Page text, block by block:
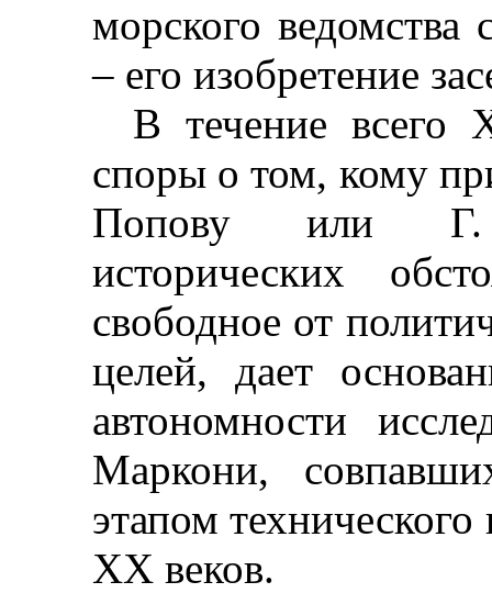
морского ведомства
–его изобретение
В течение всего
споры о том, кому
Попову или Г.
исторических
свободное от
целей, дает
автономности
Маркони,
этапом
XX веков.